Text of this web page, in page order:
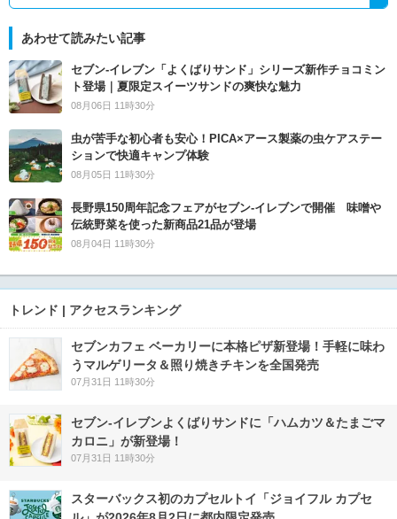
あわせて読みたい記事
セブン‐イレブン「よくばりサンド」シリーズ新作チョコミン
ト登場｜夏限定スイーツサンドの爽快な魅力
08月06日 11時30分
虫が苦手な初心者も安心！PICA×アース製薬の虫ケアステー
ションで快適キャンプ体験
08月05日 11時30分
長野県150周年記念フェアがセブン-イレブンで開催 味噌や
伝統野菜を使った新商品21品が登場
08月04日 11時30分
トレンド | アクセスランキング
セブンカフェ ベーカリーに本格ピザ新登場！手軽に味わ
うマルゲリータ＆照り焼きチキンを全国発売
07月31日 11時30分
セブン‐イレブンよくばりサンドに「ハムカツ＆たまごマ
カロニ」が新登場！
07月31日 11時30分
スターバックス初のカプセルトイ「ジョイフル カプセ